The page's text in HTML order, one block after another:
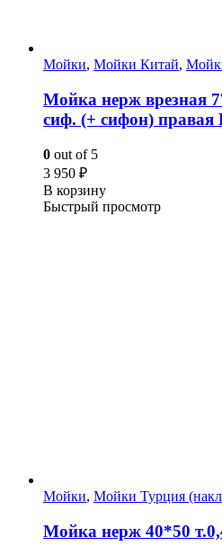
Мойки, Мойки Китай,
Мойка нерж врезная
сиф. (+ сифон) правая
0 out of 5
3 950 ₽
В корзину
Быстрый просмотр
Мойки, Мойки Турция
Мойка нерж 40*50